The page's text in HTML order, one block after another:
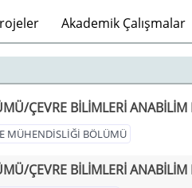
Akademik Çalışmalar
ÇEVRE BİLİMLERİ
MÜHENDİSLİĞİ BÖLÜMÜ
ÇEVRE BİLİMLERİ